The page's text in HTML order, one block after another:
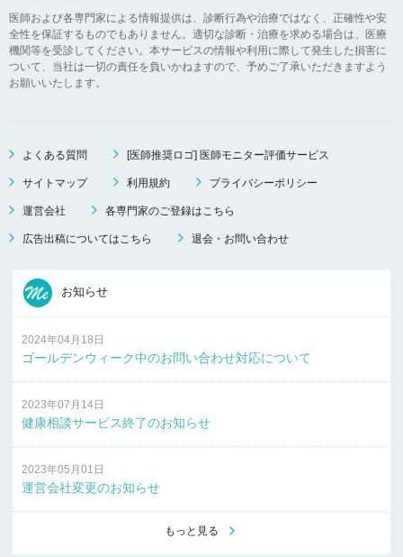
医師および各専門家による情報提供は、診断行為や治療ではなく、正確性や安
全性を保証するものでもありません。適切な診断・治療を求める場合は、医療
機関等を受診してください。本サービスの情報や利用に際して発生した損害に
ついて、当社は一切の責任を負いかねますので、予めご了承いただきますよう
お願いいたします。
よくある質問 [医師推奨ロゴ] 医師モニター評価サービス
サイトマップ 利用規約 プライバシーポリシー
運営会社 各専門家のご登録はこちら
広告出稿についてはこちら 退会・お問い合わせ
お知らせ
2024年04月18日
ゴールデンウィーク中のお問い合わせ対応について
2023年07月14日
健康相談サービス終了のお知らせ
2023年05月01日
運営会社変更のお知らせ
もっと見る